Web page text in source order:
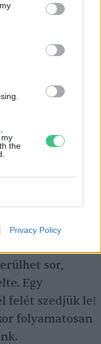
the
Privacy Policy
a
követően a
A palánták
is
sor,
Egy
felét szedjük le!
folyamatosan